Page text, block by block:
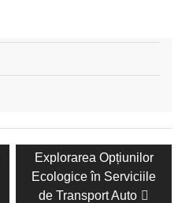
Următoarea
postare:
Explorarea Opțiunilor
Ecologice în Serviciile
de Transport Auto